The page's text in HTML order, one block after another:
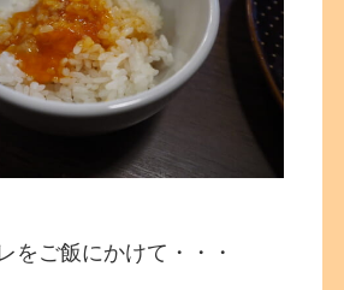
をご飯にかけて・・・